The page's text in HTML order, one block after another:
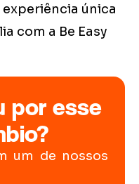
experiência única
com a Be Easy
por esse
um de nossos